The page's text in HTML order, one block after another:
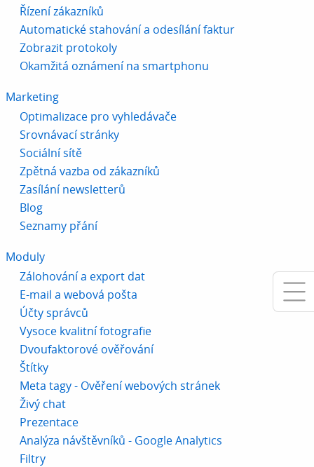
Řízení zákazníků
Automatické stahování a odesílání faktur
Zobrazit protokoly
Okamžitá oznámení na smartphonu
Marketing
Optimalizace pro vyhledávače
Srovnávací stránky
Sociální sítě
Zpětná vazba od zákazníků
Zasílání newsletterů
Blog
Seznamy přání
Moduly
Zálohování a export dat
E-mail a webová pošta
Účty správců
Vysoce kvalitní fotografie
Dvoufaktorové ověřování
Štítky
Meta tagy - Ověření webových stránek
Živý chat
Prezentace
Analýza návštěvníků - Google Analytics
Filtry